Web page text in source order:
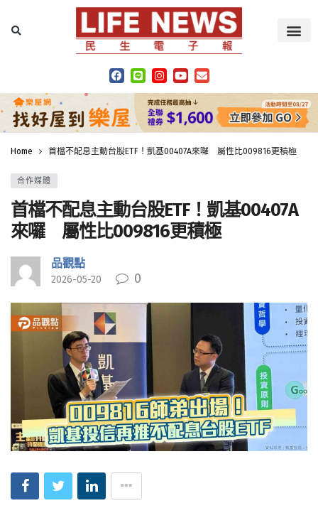
Home 首檔不配息主動台股ETF！凱基00407A來囉 屬性比009816更積極
合作媒體
首檔不配息主動台股ETF！凱基00407A
來囉 屬性比009816更積極
品觀點
2026-05-20 0